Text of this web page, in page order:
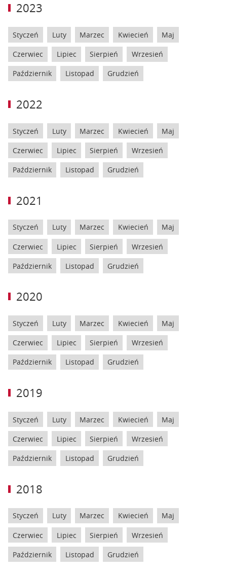
2023
Styczeń Luty Marzec Kwiecień Maj
Czerwiec Lipiec Sierpień Wrzesień
Październik Listopad Grudzień
2022
Styczeń Luty Marzec Kwiecień Maj
Czerwiec Lipiec Sierpień Wrzesień
Październik Listopad Grudzień
2021
Styczeń Luty Marzec Kwiecień Maj
Czerwiec Lipiec Sierpień Wrzesień
Październik Listopad Grudzień
2020
Styczeń Luty Marzec Kwiecień Maj
Czerwiec Lipiec Sierpień Wrzesień
Październik Listopad Grudzień
2019
Styczeń Luty Marzec Kwiecień Maj
Czerwiec Lipiec Sierpień Wrzesień
Październik Listopad Grudzień
2018
Styczeń Luty Marzec Kwiecień Maj
Czerwiec Lipiec Sierpień Wrzesień
Październik Listopad Grudzień